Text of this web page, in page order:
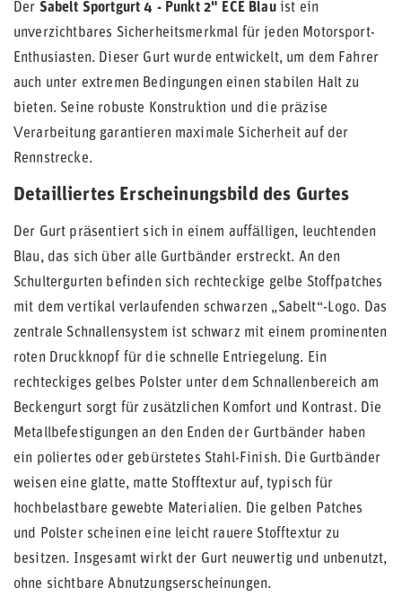
Der Sabelt Sportgurt 4 - Punkt 2" ECE Blauist ein
unverzichtbares Sicherheitsmerkmal für jeden Motorsport-
Enthusiasten. Dieser Gurt wurde entwickelt, um dem Fahrer
auch unter extremen Bedingungen einen stabilen Halt zu
bieten. Seine robuste Konstruktion und die präzise
Verarbeitung garantieren maximale Sicherheit auf der
Rennstrecke.
Detailliertes Erscheinungsbild des Gurtes
Der Gurt präsentiert sich in einem auffälligen, leuchtenden
Blau, das sich über alle Gurtbänder erstreckt. An den
Schultergurten befinden sich rechteckige gelbe Stoffpatches
mit dem vertikal verlaufenden schwarzen „Sabelt“-Logo. Das
zentrale Schnallensystem ist schwarz mit einem prominenten
roten Druckknopf für die schnelle Entriegelung. Ein
rechteckiges gelbes Polster unter dem Schnallenbereich am
Beckengurt sorgt für zusätzlichen Komfort und Kontrast. Die
Metallbefestigungen an den Enden der Gurtbänder haben
ein poliertes oder gebürstetes Stahl-Finish. Die Gurtbänder
weisen eine glatte, matte Stofftextur auf, typisch für
hochbelastbare gewebte Materialien. Die gelben Patches
und Polster scheinen eine leicht rauere Stofftextur zu
besitzen. Insgesamt wirkt der Gurt neuwertig und unbenutzt,
ohne sichtbare Abnutzungserscheinungen.